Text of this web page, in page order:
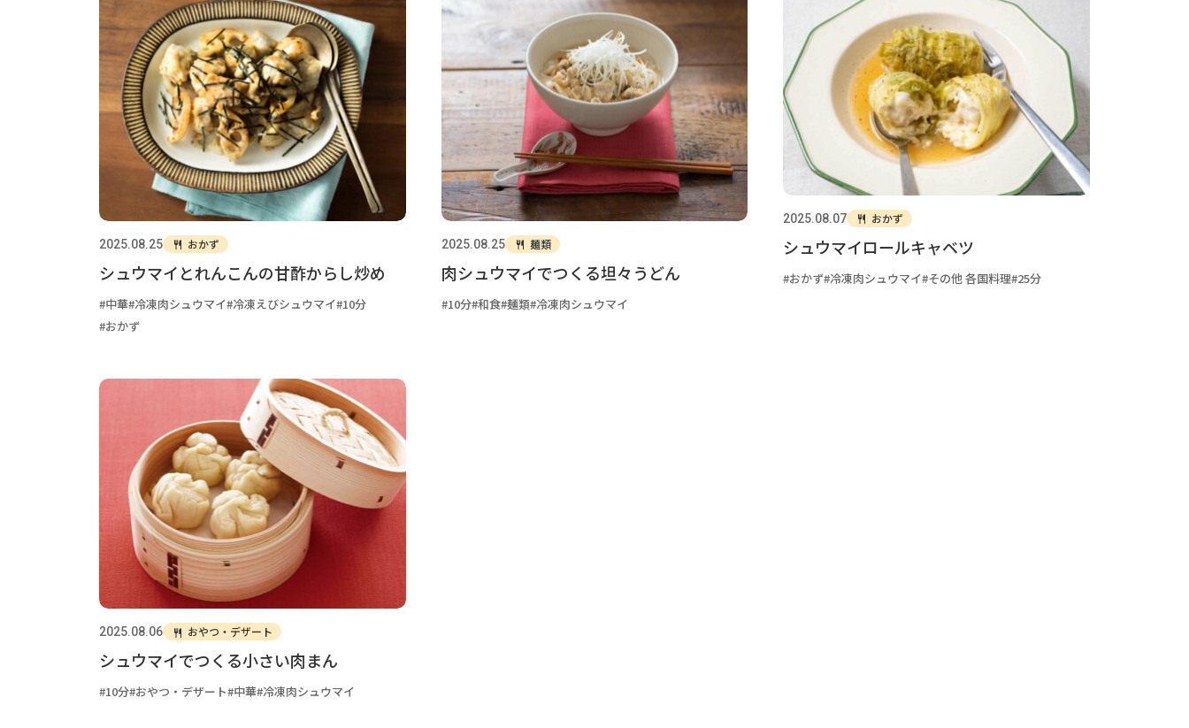
2025.08.25 おかず
シュウマイとれんこんの甘酢からし炒め
中華 冷凍肉シュウマイ 冷凍えびシュウマイ 10分
おかず
2025.08.25 麺類
肉シュウマイでつくる坦々うどん
10分 和食 麺類 冷凍肉シュウマイ
2025.08.07 おかず
シュウマイロールキャベツ
おかず 冷凍肉シュウマイ その他 各国料理 25分
2025.08.06 おやつ・デザート
シュウマイでつくる小さい肉まん
10分 おやつ・デザート 中華 冷凍肉シュウマイ